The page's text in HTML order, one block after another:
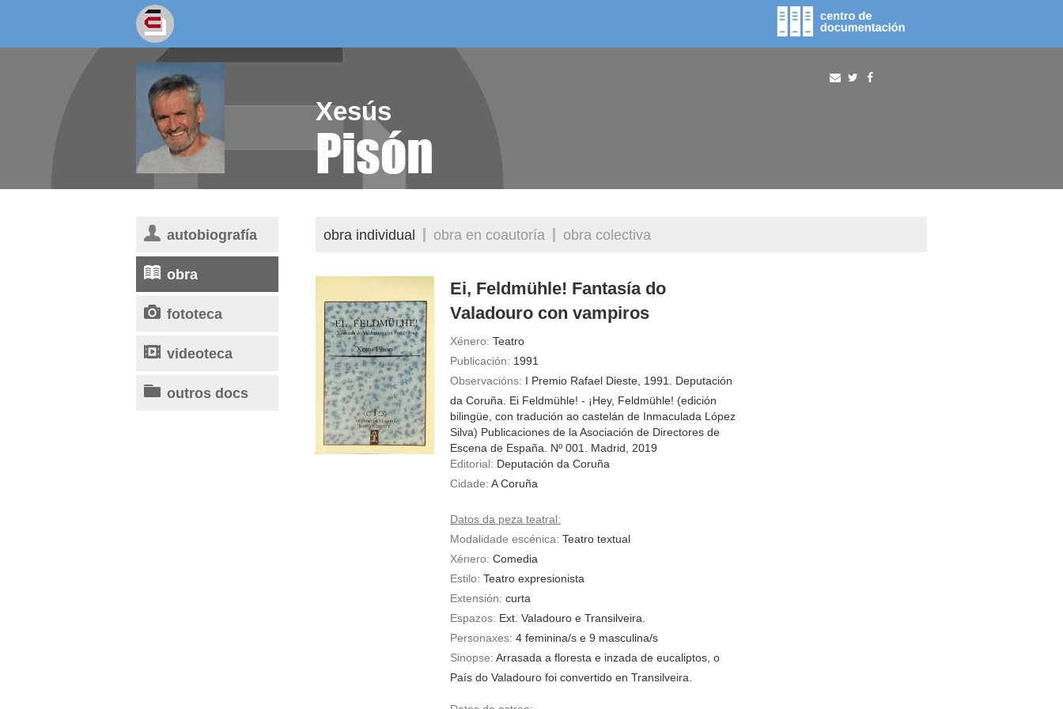
socios/as fototeca procura
Xesús
Pisón
autobiografía
obra
fototeca
videoteca
outros docs
obra individual obra en coautoría obra colectiva
Ei, Feldmühle! Fantasía do
Valadouro con vampiros
Xénero: Teatro
Publicación: 1991
Observacións: I Premio Rafael Dieste, 1991. Deputación
da Coruña. Ei Feldmühle! - ¡Hey, Feldmühle! (edición
bilingüe, con tradución ao castelán de Inmaculada López
Silva) Publicaciones de la Asociación de Directores de
Escena de España. Nº 001. Madrid, 2019
Editorial: Deputación da Coruña
Cidade: A Coruña
Datos da peza teatral:
Modalidade escénica: Teatro textual
Xénero: Comedia
Estilo: Teatro expresionista
Extensión: curta
Espazos: Ext. Valadouro e Transilveira.
Personaxes: 4 feminina/s e 9 masculina/s
Sinopse: Arrasada a floresta e inzada de eucaliptos, o
País do Valadouro foi convertido en Transilveira.